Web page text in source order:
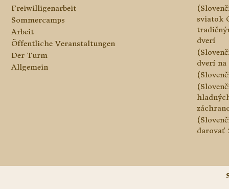
Freiwilligenarbeit
Sommercamps
Arbeit
Öffentliche Veranstaltungen
Der Turm
Allgemein
sviatok
dverí
dverí na
darovať